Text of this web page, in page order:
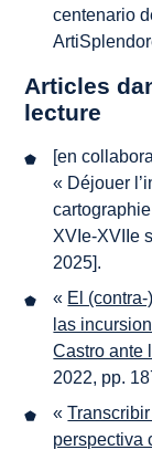
centenario
Articles
lecture
[en
« Déjouer
XVIe-XVIIe
2025].
« El
las
Castro ante
2022, pp.
«
perspectiva